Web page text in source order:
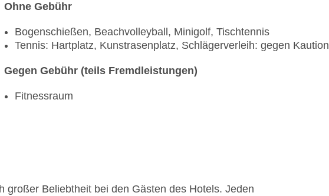
Ohne Gebühr
Bogenschießen, Beachvolleyball, Minigolf, Tischtennis
Tennis: Hartplatz, Kunstrasenplatz, Schlägerverleih: gegen Kaution
Gegen Gebühr (teils Fremdleistungen)
Fitnessraum
Beliebtheit bei den Gästen des Hotels. Jeden